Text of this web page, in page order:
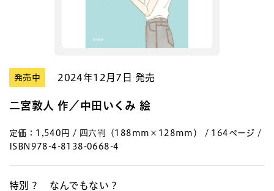
発売中 2024年12月7日 発売
二宮敦人 作／中田いくみ 絵
定価：1,540円 / 四六判（188mm×128mm） / 164ページ /
ISBN978-4-8138-0668-4
特別？ なんでもない？